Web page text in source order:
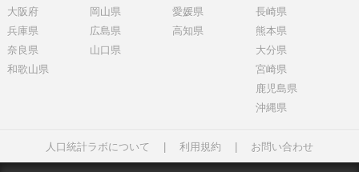
大阪府
兵庫県
奈良県
和歌山県
岡山県
広島県
山口県
愛媛県
高知県
長崎県
熊本県
大分県
宮崎県
鹿児島県
沖縄県
人口統計ラボについて 利用規約 お問い合わせ